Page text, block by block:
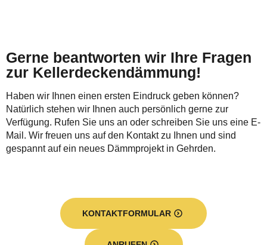
Gerne beantworten wir Ihre Fragen
zur Kellerdeckendämmung!
Haben wir Ihnen einen ersten Eindruck geben können?
Natürlich stehen wir Ihnen auch persönlich gerne zur
Verfügung. Rufen Sie uns an oder schreiben Sie uns eine E-
Mail. Wir freuen uns auf den Kontakt zu Ihnen und sind
gespannt auf ein neues Dämmprojekt in Gehrden.
KONTAKTFORMULAR